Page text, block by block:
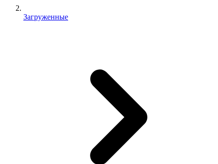
Загруженные